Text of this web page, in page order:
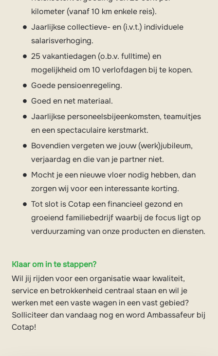
kilometer (vanaf 10 km enkele reis).
Jaarlijkse collectieve- en (i.v.t.) individuele
salarisverhoging.
25 vakantiedagen (o.b.v. fulltime) en
mogelijkheid om 10 verlofdagen bij te kopen.
Goede pensioenregeling.
Goed en net materiaal.
Jaarlijkse personeelsbijeenkomsten, teamuitjes
en een spectaculaire kerstmarkt.
Bovendien vergeten we jouw (werk)jubileum,
verjaardag en die van je partner niet.
Mocht je een nieuwe vloer nodig hebben, dan
zorgen wij voor een interessante korting.
Tot slot is Cotap een financieel gezond en
groeiend familiebedrijf waarbij de focus ligt op
verduurzaming van onze producten en diensten.
Klaar om in te stappen?
Wil jij rijden voor een organisatie waar kwaliteit,
service en betrokkenheid centraal staan en wil je
werken met een vaste wagen in een vast gebied?
Solliciteer dan vandaag nog en word Ambassafeur bij
Cotap!